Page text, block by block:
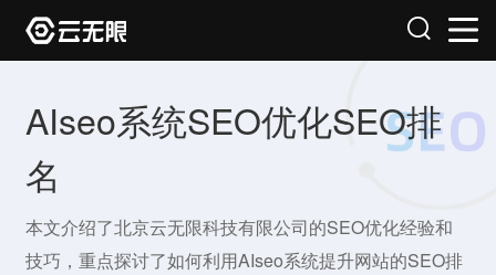
AIseo系统SEO优化SEO排
名
本文介绍了北京云无限科技有限公司的SEO优化经验和
技巧，重点探讨了如何利用AIseo系统提升网站的SEO排